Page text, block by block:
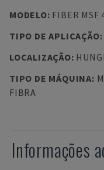
MODELO: FIBER MSF
TIPO DE APLICAÇÃO:
LOCALIZAÇÃO:
TIPO DE MÁQUINA:
FIBRA
Informações